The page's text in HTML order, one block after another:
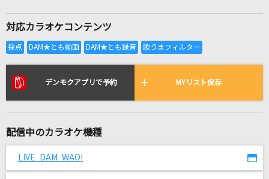
リアルタイムで歌われている曲の一覧
愛とか恋とか
[生音]片想い
SUPER BEAVER
対応カラオケコンテンツ
デンモクアプリで予約 MYリスト保存
配信中のカラオケ機種
LIVE DAM WAO!